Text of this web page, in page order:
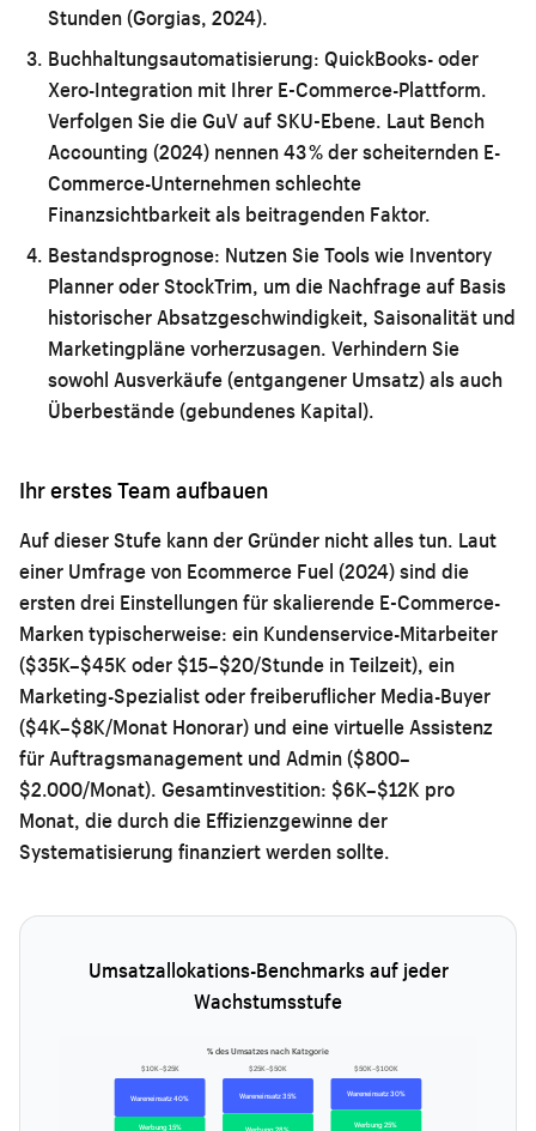
Stunden (Gorgias, 2024).
Buchhaltungsautomatisierung: QuickBooks- oder
Xero-Integration mit Ihrer E-Commerce-Plattform.
Verfolgen Sie die GuV auf SKU-Ebene. Laut Bench
Accounting (2024) nennen 43 % der scheiternden E-
Commerce-Unternehmen schlechte
Finanzsichtbarkeit als beitragenden Faktor.
Bestandsprognose: Nutzen Sie Tools wie Inventory
Planner oder StockTrim, um die Nachfrage auf Basis
historischer Absatzgeschwindigkeit, Saisonalität und
Marketingpläne vorherzusagen. Verhindern Sie
sowohl Ausverkäufe (entgangener Umsatz) als auch
Überbestände (gebundenes Kapital).
Ihr erstes Team aufbauen
Auf dieser Stufe kann der Gründer nicht alles tun. Laut
einer Umfrage von Ecommerce Fuel (2024) sind die
ersten drei Einstellungen für skalierende E-Commerce-
Marken typischerweise: ein Kundenservice-Mitarbeiter
($35K–$45K oder $15–$20/Stunde in Teilzeit), ein
Marketing-Spezialist oder freiberuflicher Media-Buyer
($4K–$8K/Monat Honorar) und eine virtuelle Assistenz
für Auftragsmanagement und Admin ($800–
$2.000/Monat). Gesamtinvestition: $6K–$12K pro
Monat, die durch die Effizienzgewinne der
Systematisierung finanziert werden sollte.
Umsatzallokations-Benchmarks auf jeder
Wachstumsstufe
% des Umsatzes nach Kategorie
$10K–$25K $25K–$50K $50K–$100K
Wareneinsatz 40%
Werbung 15%
Wareneinsatz 35% Wareneinsatz 30%
Werbung 25%